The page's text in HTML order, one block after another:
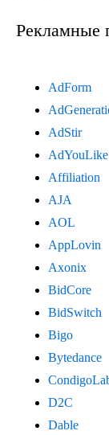
Рекламные
AdForm
AdStir
AdYouLike
Affiliation
AJA
AOL
AppLovin
Axonix
BidCore
BidSwitch
Bigo
Bytedance
D2C
Dable